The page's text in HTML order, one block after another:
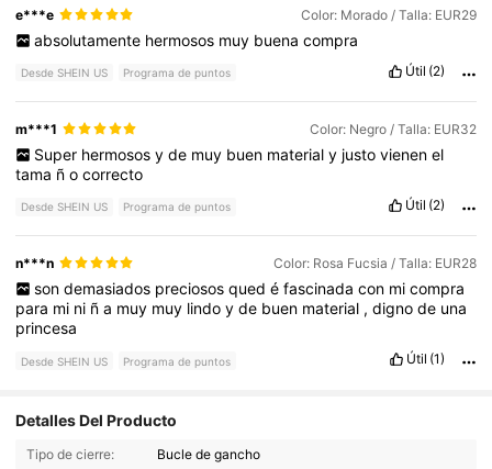
e***e Color: Morado / Talla: EUR29
absolutamente hermosos muy buena compra
Desde SHEIN US Programa de puntos Útil (2)
m***1 Color: Negro / Talla: EUR32
Super hermosos y de muy buen material y justo vienen el
tama ñocorrecto
Desde SHEIN US Programa de puntos Útil (2)
n***n Color: Rosa Fucsia / Talla: EUR28
son demasiados preciosos qued é fascinada con mi compra
para mi ni ña muy muy lindoyde buen material ,dignode una
princesa
Desde SHEIN US Programa de puntos Útil (1)
Detalles Del Producto
Tipo de cierre: Bucle de gancho
4.96 3.9K Seguidores